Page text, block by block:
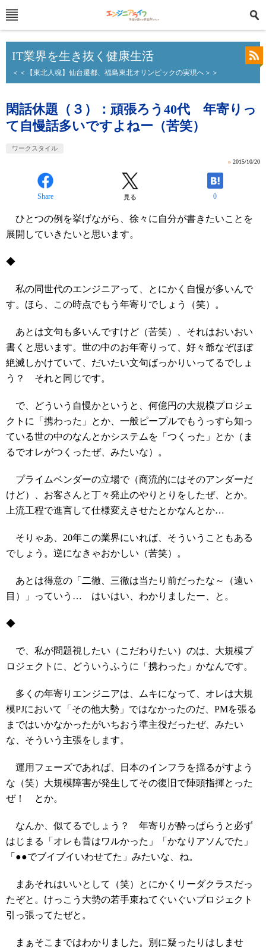
IT業界を生き抜く健康生活
＜＜【東北人魂】仙台遷都、福島東北オリンピックの実現へ＞＞
閑話休題（３）：頑張ろう40代 年寄りっ
て自慢話多いですよねー（苦笑）
ワークスタイル
» 2015/10/20
Share 見る 0
ひとつの例を挙げながら、徐々に自分が書きたいことを
展開していきたいと思います。
◆
私の同世代のエンジニアって、とにかく自慢が多いんで
す。ほら、この時点でもう年寄りでしょう（笑）。
あとは文句も多いんですけど（苦笑）、それはおいおい
書くと思います。世の中のお年寄りって、好々爺なぞほぼ
絶滅しかけていて、だいたい文句ばっかりいってるでしょ
う？ それと同じです。
で、どういう自慢かというと、何億円の大規模プロジェ
クトに「携わった」とか、一般ピープルでもうっすら知っ
ている世の中のなんとかシステムを「つくった」とか（ま
るでオレがつくったぜ、みたいな）。
プライムベンダーの立場で（商流的にはそのアンダーだ
けど）、お客さんと丁々発止のやりとりをしたぜ、とか。
上流工程で進言して仕様変えさせたとかなんとか…
そりゃあ、20年この業界にいれば、そういうこともある
でしょう。逆になきゃおかしい（苦笑）。
あとは得意の「二徹、三徹は当たり前だったな～（遠い
目）」っていう… はいはい、わかりましたー、と。
◆
で、私が問題視したい（こだわりたい）のは、大規模プ
ロジェクトに、どういうふうに「携わった」かなんです。
多くの年寄りエンジニアは、ムキになって、オレは大規
模PJにおいて「その他大勢」ではなかったのだ、PMを張る
まではいかなかったがいちおう準主役だったぜ、みたい
な、そういう主張をします。
運用フェーズであれば、日本のインフラを揺るがすよう
な（笑）大規模障害が発生してその復旧で陣頭指揮とった
ぜ！ とか。
なんか、似てるでしょう？ 年寄りが酔っぱらうと必ず
はじまる「オレも昔はワルかった」「かなりアソんでた」
「●●でブイブイいわせてた」みたいな、ね。
まあそれはいいとして（笑）とにかくリーダクラスだっ
たぞと。けっこう大勢の若手束ねてぐいぐいプロジェクト
引っ張ってたぜと。
まぁそこまではわかりました。別に疑ったりはしませ